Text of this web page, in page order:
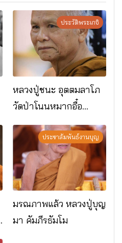
ประวัติพระเกจิ
หลวงปู่ชนะ อุตตมลาโภ
วัดป่าโนนหมากอื๋อ
อ.เมือง จ.มหาสารคาม
ประชาสัมพันธ์งานบุญ
มรณภาพแล้ว หลวงปู่บุญ
มา คัมภีรธัมโม